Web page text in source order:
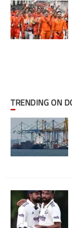
TRENDING ON